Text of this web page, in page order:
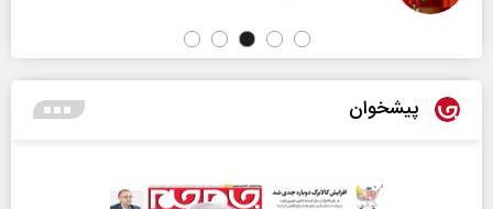
پیشخوان